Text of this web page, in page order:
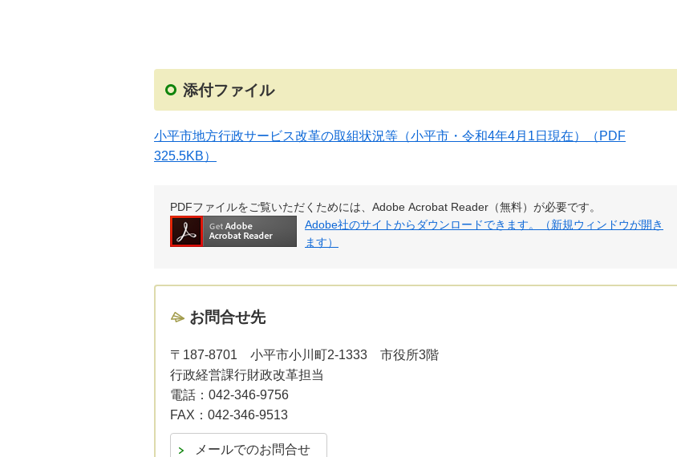
添付ファイル
小平市地方行政サービス改革の取組状況等（小平市・令和4年4月1日現在）
（PDF
325.5KB）
PDFファイルをご覧いただくためには、Adobe Acrobat Reader（無料）が必要です。
Adobe社のサイトからダウンロードできます。（新規ウィンドウが開き
ます）
お問合せ先
〒187-8701 小平市小川町2-1333 市役所3階
行政経営課行財政改革担当
電話： 042-346-9756
FAX： 042-346-9513